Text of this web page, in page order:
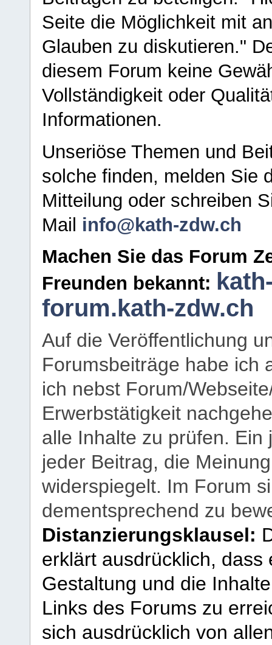
Seite die Möglichkeit mit
Glauben zu diskutieren."
diesem Forum keine
Vollständigkeit oder
Informationen.
Unseriöse Themen und
solche finden, melden Sie
Mitteilung oder schreiben
Mail info@kath-zdw.ch
Machen Sie das Forum
Freunden bekannt:
forum.kath-zdw.ch
Auf die Veröffentlichung
Forumsbeiträge habe ich
ich nebst Forum/
Erwerbstätigkeit
alle Inhalte zu prüfen.
jeder Beitrag, die
widerspiegelt. Im Forum
dementsprechend zu
Distanzierungsklausel:
erklärt ausdrücklich,
Gestaltung und die
Links des Forums zu
sich ausdrücklich von